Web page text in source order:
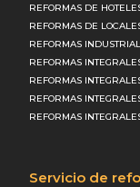
REFORMAS DE
REFORMAS DE
REFORMAS
REFORMAS
REFORMAS
REFORMAS
REFORMAS
Servicio de